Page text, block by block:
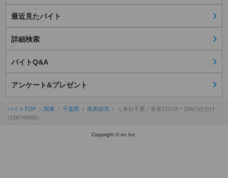
最近見たバイト
詳細検索
バイトQ&A
アンケート&プレゼント
バイトTOP 関東 千葉県 南房総市
＼来社不要／単発1日OK＊DMの仕分け
(108746866）
Copyright © en Inc.